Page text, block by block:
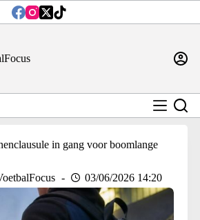
in gang voor boomlange
03/06/2026 14:20